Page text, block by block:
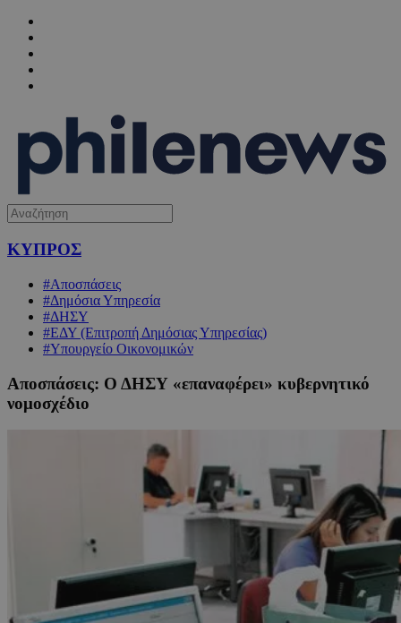
ΚΥΠΡΟΣ
#Αποσπάσεις
#Δημόσια Υπηρεσία
#ΔΗΣΥ
#ΕΔΥ (Επιτροπή Δημόσιας Υπηρεσίας)
#Υπουργείο Οικονομικών
Αποσπάσεις: Ο ΔΗΣΥ «επαναφέρει» κυβερνητικό
νομοσχέδιο